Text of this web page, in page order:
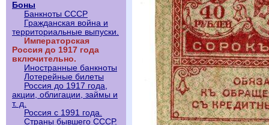
Боны
Банкноты СССР
Гражданская война и
территориальные выпуски.
Императорская
Россия до 1917 года
включительно.
Иностранные банкноты
Лотерейные билеты
Россия до 1917 года,
акции, облигации, займы и
т. д.
Россия с 1991 года.
Страны бывшего СССР.